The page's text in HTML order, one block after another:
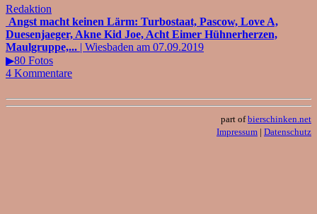
Redaktion
Angst macht keinen Lärm: Turbostaat, Pascow, Love A,
Duesenjaeger, Akne Kid Joe, Acht Eimer Hühnerherzen,
Maulgruppe,... | Wiesbaden am 07.09.2019
▶80 Fotos
4 Kommentare
part ofbierschinken.net
Impressum | Datenschutz